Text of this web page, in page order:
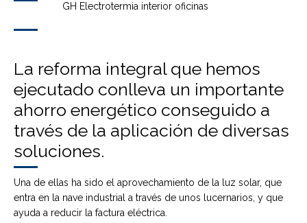
GH Electrotermia interior oficinas
La reforma integral que hemos
ejecutado conlleva un importante
ahorro energético conseguido a
través de la aplicación de diversas
soluciones.
Una de ellas ha sido el aprovechamiento de la luz solar, que
entra en la nave industrial a través de unos lucernarios, y que
ayuda a reducir la factura eléctrica.